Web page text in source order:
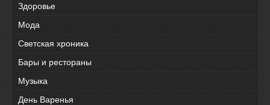
Здоровье
Мода
Светская хроника
Бары и рестораны
Музыка
День Варенья